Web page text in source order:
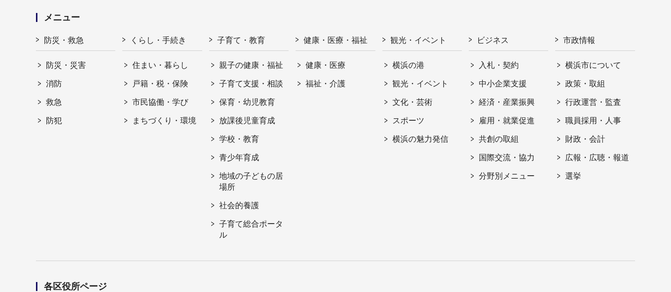
メニュー
防災・救急
防災・災害
消防
救急
防犯
くらし・手続き
住まい・暮らし
戸籍・税・保険
市民協働・学び
まちづくり・環境
子育て・教育
親子の健康・福祉
子育て支援・相談
保育・幼児教育
放課後児童育成
学校・教育
青少年育成
地域の子どもの居
場所
社会的養護
子育て総合ポータ
ル
健康・医療・福祉
健康・医療
福祉・介護
観光・イベント
横浜の港
観光・イベント
文化・芸術
スポーツ
横浜の魅力発信
ビジネス
入札・契約
中小企業支援
経済・産業振興
雇用・就業促進
共創の取組
国際交流・協力
分野別メニュー
市政情報
横浜市について
政策・取組
行政運営・監査
職員採用・人事
財政・会計
広報・広聴・報道
選挙
各区役所ページ